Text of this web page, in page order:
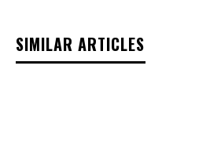
SIMILAR ARTICLES